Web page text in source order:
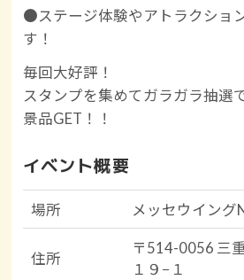
●ステージ体験やアトラクショ
す！
毎回大好評！
スタンプを集めてガラガラ抽選
景品GET！！
イベント概要
場所 メッセウイング
住所
〒514-0056 三
１９−１